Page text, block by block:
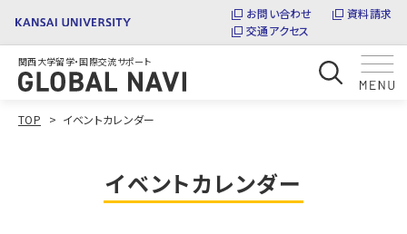
お問い合わせ
資料請求
交通アクセス
関西大学留学・国際交流サポート
TOP イベントカレンダー
イベントカレンダー